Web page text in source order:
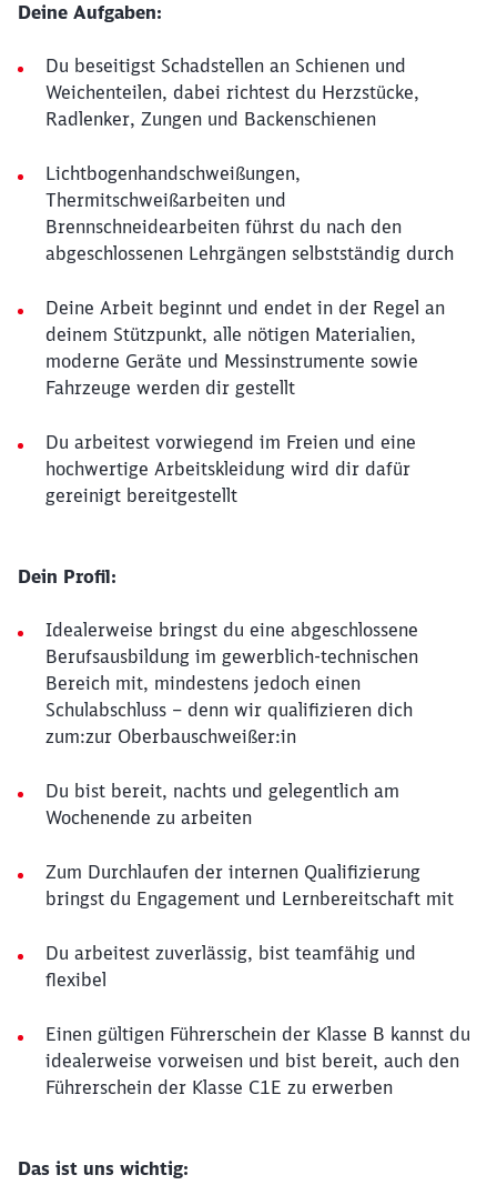
Deine Aufgaben:
Du beseitigst Schadstellen an Schienen und
Weichenteilen, dabei richtest du Herzstücke,
Radlenker, Zungen und Backenschienen
Lichtbogenhandschweißungen,
Thermitschweißarbeiten und
Brennschneidearbeiten führst du nach den
abgeschlossenen Lehrgängen selbstständig durch
Deine Arbeit beginnt und endet in der Regel an
deinem Stützpunkt, alle nötigen Materialien,
moderne Geräte und Messinstrumente sowie
Fahrzeuge werden dir gestellt
Du arbeitest vorwiegend im Freien und eine
hochwertige Arbeitskleidung wird dir dafür
gereinigt bereitgestellt
Dein Profil:
Idealerweise bringst du eine abgeschlossene
Berufsausbildung im gewerblich-technischen
Bereich mit, mindestens jedoch einen
Schulabschluss – denn wir qualifizieren dich
zum:zur Oberbauschweißer:in
Du bist bereit, nachts und gelegentlich am
Wochenende zu arbeiten
Zum Durchlaufen der internen Qualifizierung
bringst du Engagement und Lernbereitschaft mit
Du arbeitest zuverlässig, bist teamfähig und
flexibel
Einen gültigen Führerschein der Klasse B kannst du
idealerweise vorweisen und bist bereit, auch den
Führerschein der Klasse C1E zu erwerben
Das ist uns wichtig: